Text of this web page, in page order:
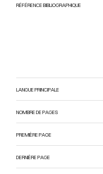
RÉFÉRENCE BIBLIOGRAPHIQUE
LANGUE PRINCIPALE
NOMBRE DE PAGES
PREMIÈRE PAGE
DERNIÈRE PAGE